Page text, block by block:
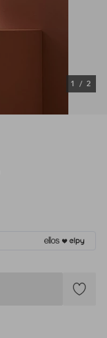
1 / 2
Tilføj